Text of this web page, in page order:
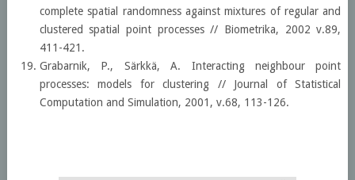
complete spatial randomness against mixtures of regular and
clustered spatial point processes // Biometrika, 2002 v.89,
411-421.
Grabarnik, P., Särkkä, A. Interacting neighbour point
processes: models for clustering // Journal of Statistical
Computation and Simulation, 2001, v.68, 113-126.